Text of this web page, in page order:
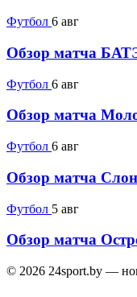
Футбол 6 авг
Обзор матча
Футбол 6 авг
Обзор матча
Футбол 6 авг
Обзор матча
Футбол 5 авг
Обзор матча
© 2026 24sport.by —